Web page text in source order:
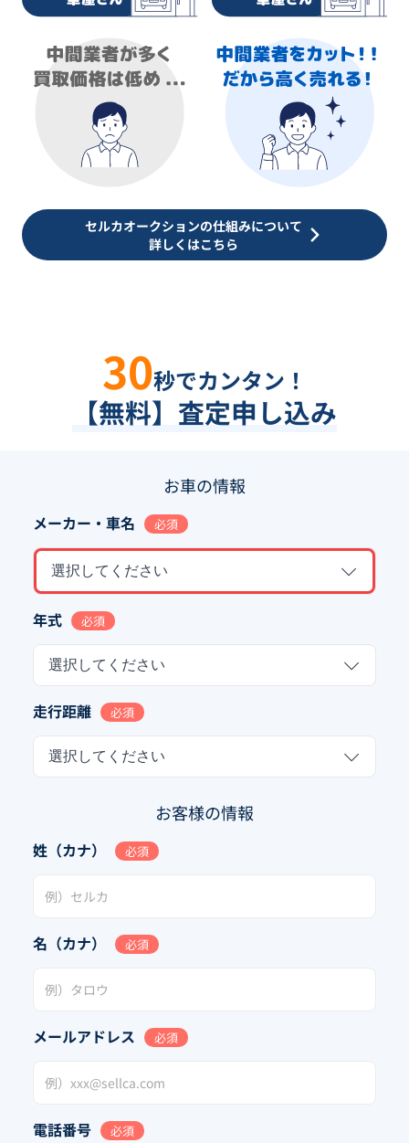
セルカオークションの仕組みについて
詳しくはこちら
30秒でカンタン！
【無料】査定申し込み
お車の情報
メーカー・車名 必須
選択してください
年式 必須
選択してください
走行距離 必須
選択してください
お客様の情報
姓（カナ） 必須
名（カナ） 必須
メールアドレス 必須
電話番号 必須